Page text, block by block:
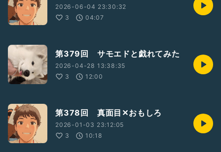
2026-06-04 23:30:32
3
04:07
第379回 サモエドと戯れてみた
2026-04-28 13:38:35
3
12:00
第378回 真面目✕おもしろ
2026-01-03 23:12:05
3
10:18